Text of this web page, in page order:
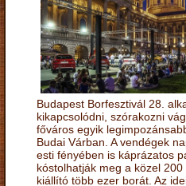
Budapest Borfesztivál 28.
kikapcsolódni, szórakozni
főváros egyik
Budai Várban. A vendégek
esti fényében is káprázatos
kóstolhatják meg a közel
kiállító több ezer borát. Az